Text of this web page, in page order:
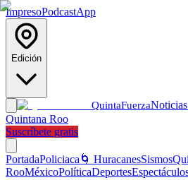
ImpresoPodcastApp
Edición
QuintaFuerza
Quintana Roo
Suscríbete gratis
PortadaPoliciaca 🌀 HuracanesSismos
RooMéxicoPolíticaDeportes